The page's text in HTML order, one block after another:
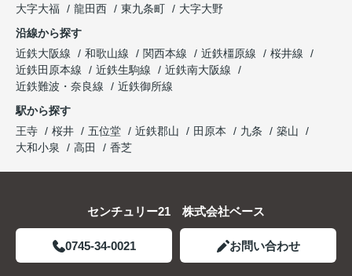
大字大福
龍田西 東九条町
大字大野
沿線から探す
近鉄大阪線
和歌山線 関西本線 近鉄橿原線
桜井線
近鉄田原本線
近鉄生駒線
近鉄南大阪線
近鉄難波・奈良線
近鉄御所線
駅から探す
王寺
桜井 五位堂 近鉄郡山 田原本 九条
築山
大和小泉
高田 香芝
センチュリー21 株式会社ベース
0745-34-0021 お問い合わせ